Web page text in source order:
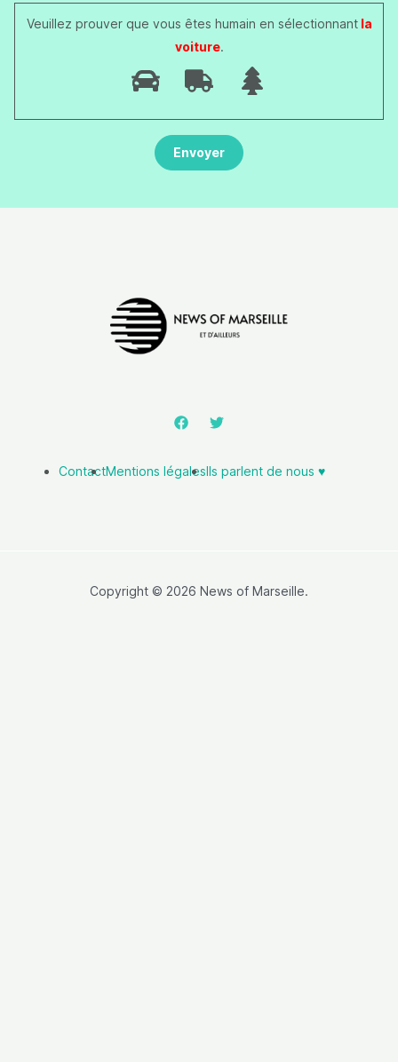
Veuillez prouver que vous êtes humain en sélectionnantla
voiture.
ContactMentions légalesIls parlent de nous ♥️
Copyright © 2026 News of Marseille.